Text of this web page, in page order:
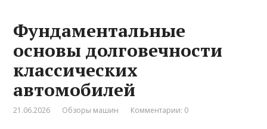
Фундаментальные
основы долговечности
классических
автомобилей
21.06.2026 Обзоры машин Комментарии: 0